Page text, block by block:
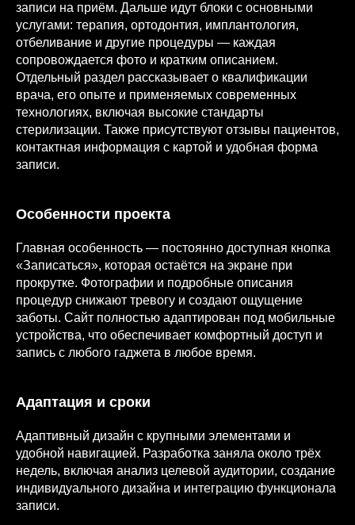
записи на приём. Дальше идут блоки с основными
услугами: терапия, ортодонтия, имплантология,
отбеливание и другие процедуры — каждая
сопровождается фото и кратким описанием.
Отдельный раздел рассказывает о квалификации
врача, его опыте и применяемых современных
технологиях, включая высокие стандарты
стерилизации. Также присутствуют отзывы пациентов,
контактная информация с картой и удобная форма
записи.
Особенности проекта
Главная особенность — постоянно доступная кнопка
«Записаться», которая остаётся на экране при
прокрутке. Фотографии и подробные описания
процедур снижают тревогу и создают ощущение
заботы. Сайт полностью адаптирован под мобильные
устройства, что обеспечивает комфортный доступ и
запись с любого гаджета в любое время.
Адаптация и сроки
Адаптивный дизайн с крупными элементами и
удобной навигацией. Разработка заняла около трёх
недель, включая анализ целевой аудитории, создание
индивидуального дизайна и интеграцию функционала
записи.